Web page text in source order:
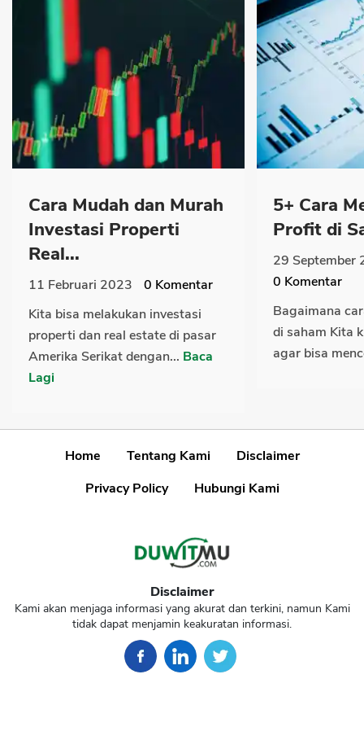
Cara Mudah dan Murah
Investasi Properti
Real...
11 Februari 2023 0 Komentar
Kita bisa melakukan investasi
properti dan real estate di pasar
Amerika Serikat dengan... Baca
Lagi
5+ Cara
Profit di
29 September
0 Komentar
Bagaimana
di saham Kita
agar bisa
Home Tentang Kami
Disclaimer
Privacy Policy
Hubungi Kami
Disclaimer
Kami akan menjaga informasi yang akurat dan terkini, namun Kami
tidak dapat menjamin keakuratan informasi.